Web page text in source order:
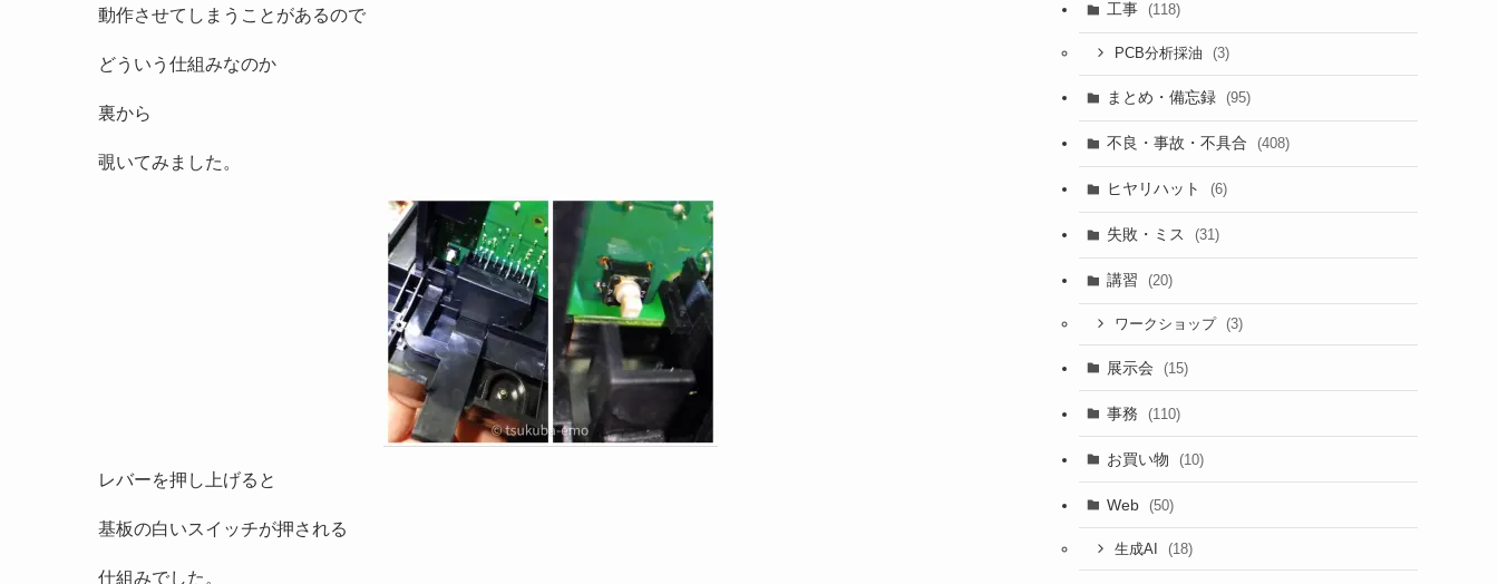
動作させてしまうことがあるので
どういう仕組みなのか
裏から
覗いてみました。
レバーを押し上げると
基板の白いスイッチが押される
仕組みでした。
工事 (118)
PCB分析採油 (3)
まとめ・備忘録 (95)
不良・事故・不具合 (408)
ヒヤリハット (6)
失敗・ミス (31)
講習 (20)
ワークショップ (3)
展示会 (15)
事務 (110)
お買い物 (10)
Web (50)
生成AI (18)